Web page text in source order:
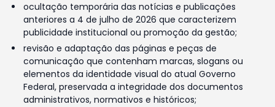
ocultação temporária das notícias e publicações
anteriores a 4 de julho de 2026 que caracterizem
publicidade institucional ou promoção da gestão;
revisão e adaptação das páginas e peças de
comunicação que contenham marcas, slogans ou
elementos da identidade visual do atual Governo
Federal, preservada a integridade dos documentos
administrativos, normativos e históricos;